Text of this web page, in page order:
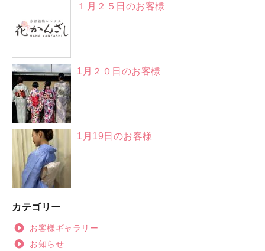
１月２５日のお客様
1月２０日のお客様
1月19日のお客様
カテゴリー
お客様ギャラリー
お知らせ